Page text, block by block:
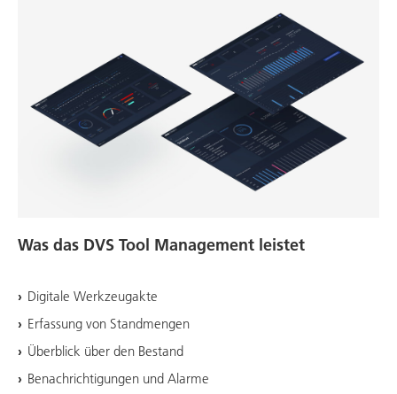
Was das DVS Tool Management leistet
Digitale Werkzeugakte
Erfassung von Standmengen
Überblick über den Bestand
Benachrichtigungen und Alarme